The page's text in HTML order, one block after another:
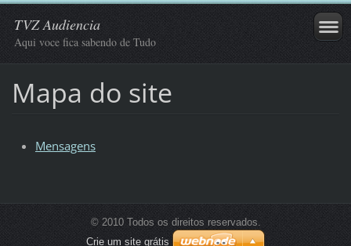
TVZ Audiencia
Aqui voce fica sabendo de Tudo
Mapa do site
Mensagens
© 2010 Todos os direitos reservados.
Crie um site grátis